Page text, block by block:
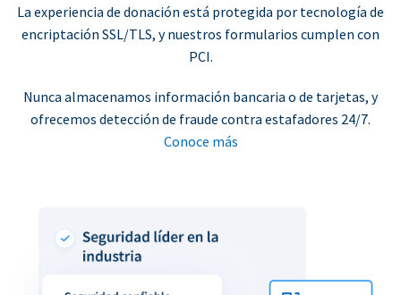
La experiencia de donación está protegida por tecnología de
encriptación SSL/TLS, y nuestros formularios cumplen con
PCI.
Nunca almacenamos información bancaria o de tarjetas, y
ofrecemos detección de fraude contra estafadores 24/7.
Conoce más